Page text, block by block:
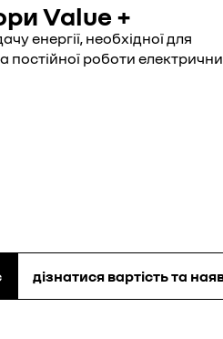
Value +
енергії, необхідної для
постійної роботи
дізнатися вартість та